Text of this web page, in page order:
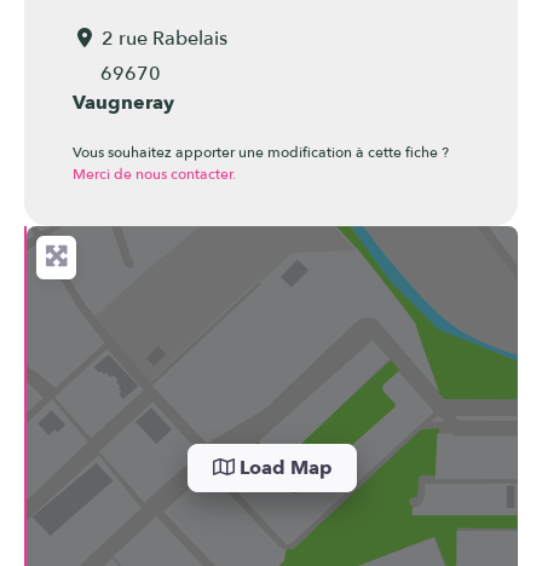
2 rue Rabelais
69670
Vaugneray
Vous souhaitez apporter une modification à cette fiche ?
Merci de nous contacter.
Load Map